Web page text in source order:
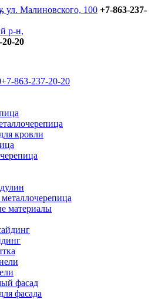
ул. Малиновского, 100 +7-863-237-
р-н,
20-20
+7-863-237-20-20
кровли
материалы
фасад
фасада